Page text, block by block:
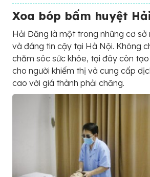
Xoa bóp bấm huyệt
Hải Đăng là một trong những cơ sở
và đáng tin cậy tại Hà Nội. Không
chăm sóc sức khỏe, tại đây còn
cho người khiếm thị và cung cấp
cao với giá thành phải chăng.